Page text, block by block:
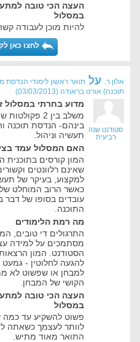
העצה הכי טובה
במסלול
להיות מוכן לעבודה
לחצו כאן
אלון ר. על תואר ראשון לימודי הנדסת
תוכנה) אורט בראודה (
03/03/2013
)
סטודנט שנה
רביעית
מדוע בחרתי במסלול
משלב בין 2
בינהם- הנדסת תוכנה
תעשיה וניהול.
האם המסלול עמד
המון קורסים בתוכנית
שאינם רלוונטים
למקצוע, בעיקר של
כאשר הרוב המוחלט של
עובדים בסופו של דבר
התוכנה.
מה רמת הלימודים
התרגולים די טובים,
מסתמכים על למידה
הסטודנט. המון
להגעה לחלוטין - גמעט
למבחן או שפשוט לא
הקושי של המבחן.
העצה הכי טובה
במסלול
פשוט להשקיע עד כמה
לוותר לעצמך כשאתה
התואר מאוד מתיש.